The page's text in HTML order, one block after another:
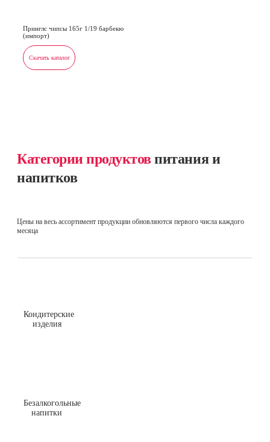
Принглс чипсы 165г 1/19 барбекю
(импорт)
Скачать каталог
Категории продуктовпитания и
напитков
Цены на весь ассортимент продукции обновляются первого числа каждого
месяца
Кондитерские
изделия
Безалкогольные
напитки